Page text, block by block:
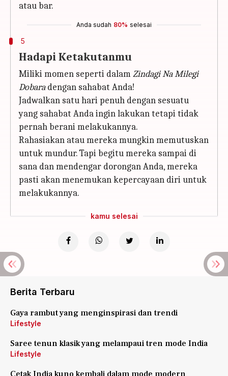
atau bar.
Anda sudah 80% selesai
5
Hadapi Ketakutanmu
Miliki momen seperti dalamZindagi Na Milegi
Dobaradengan sahabat Anda!
Jadwalkan satu hari penuh dengan sesuatu
yang sahabat Anda ingin lakukan tetapi tidak
pernah berani melakukannya.
Rahasiakan atau mereka mungkin memutuskan
untuk mundur. Tapi begitu mereka sampai di
sana dan mendengar dorongan Anda, mereka
pasti akan menemukan kepercayaan diri untuk
melakukannya.
kamu selesai
Berita Terbaru
Gaya rambut yang menginspirasi dan trendi
Lifestyle
Saree tenun klasik yang melampaui tren mode India
Lifestyle
Cetak India kuno kembali dalam mode modern